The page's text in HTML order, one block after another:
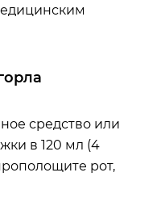
средство или
в 120 мл (4
рот,